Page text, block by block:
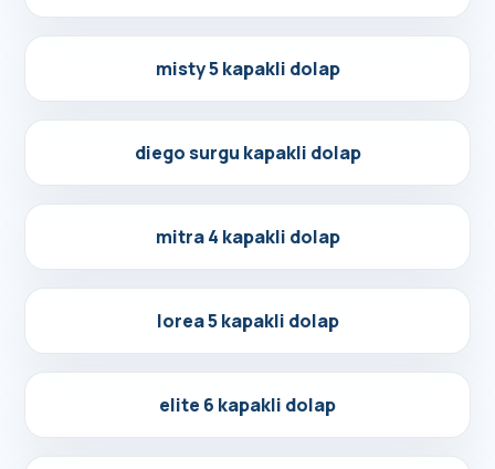
Detayları Gör
misty 5 kapakli dolap
Detayları Gör
diego surgu kapakli dolap
Detayları Gör
mitra 4 kapakli dolap
Detayları Gör
lorea 5 kapakli dolap
Detayları Gör
elite 6 kapakli dolap